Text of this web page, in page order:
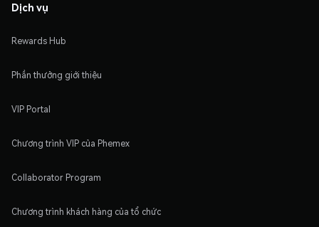
Dịch vụ
Rewards Hub
Phần thưởng giới thiệu
VIP Portal
Chương trình VIP của Phemex
Collaborator Program
Chương trình khách hàng của tổ chức